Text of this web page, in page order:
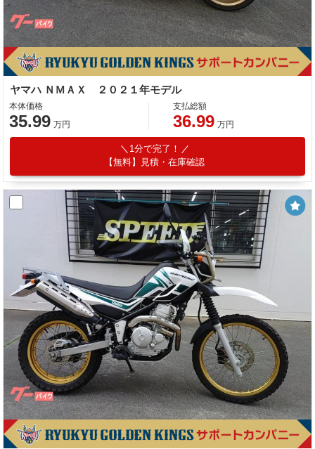
ヤマハ ＮＭＡＸ ２０２１年モデル
本体価格
35.99 万円
支払総額
36.99 万円
1分で完了！
【無料】見積・在庫確認